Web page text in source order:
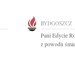
BYDGOSZCZ
Pani Edycie
z powodu